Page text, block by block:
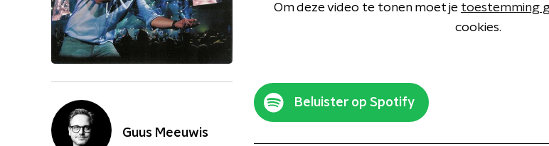
Guus Meeuwis
Om deze video te tonen moet je toestemming
cookies.
Beluister op Spotify